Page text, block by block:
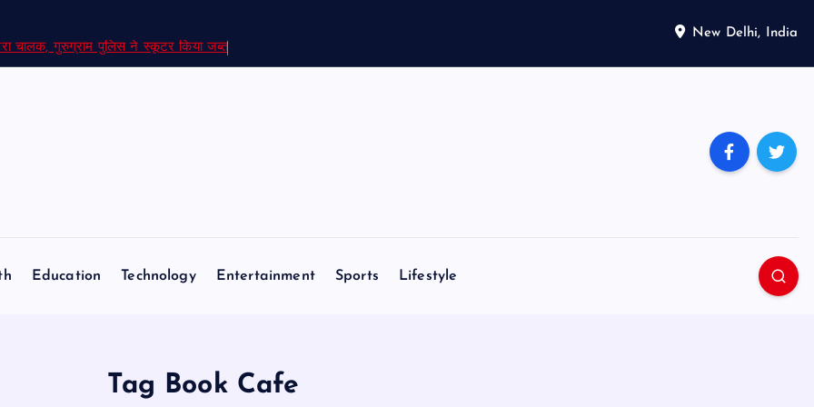
चालक, गुरुग्राम पुलिस ने स्कूटर किया जब्त
New Delhi, India
Education Technology Entertainment Sports Lifestyle
Tag Book Cafe